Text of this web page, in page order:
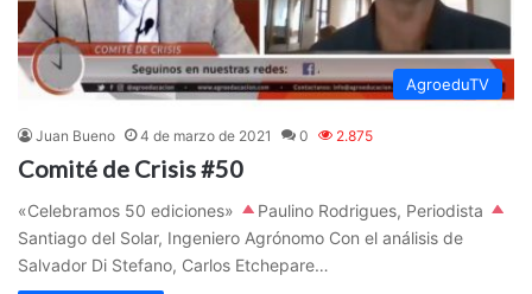
AgroeduTV
Juan Bueno 4 de marzo de 2021 0 2.875
Comité de Crisis #50
«Celebramos 50 ediciones»
Paulino Rodrigues, Periodista
Santiago del Solar, Ingeniero Agrónomo Con el análisis de
Salvador Di Stefano, Carlos Etchepare…